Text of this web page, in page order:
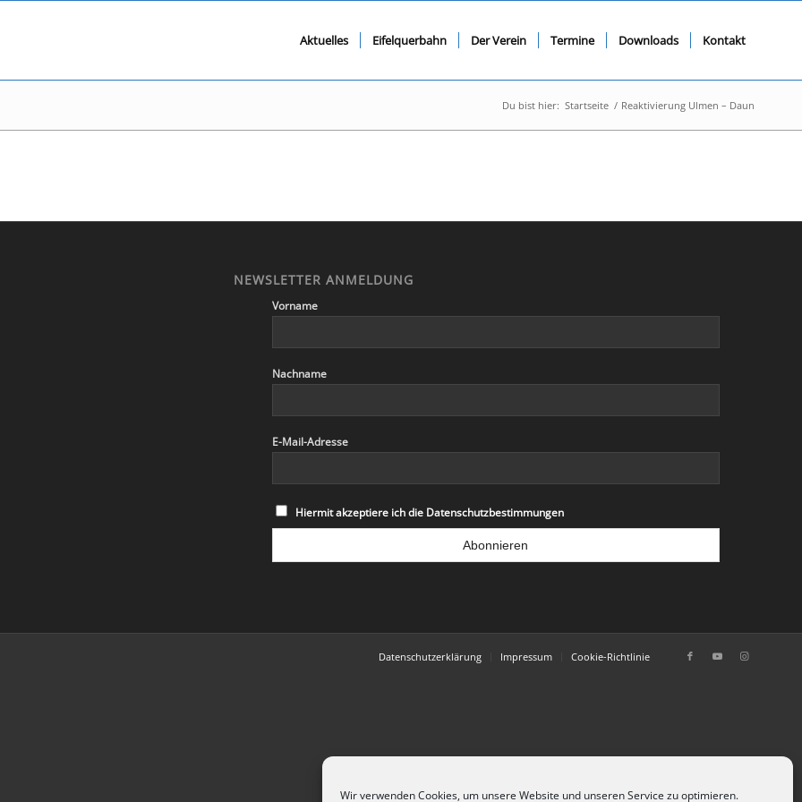
Wir verwenden Cookies, um unsere Website und unseren Service zu optimieren.
Aktuelles Eifelquerbahn Der Verein Termine Downloads Kontakt
Du bist hier: Startseite / Reaktivierung Ulmen – Daun
NEWSLETTER ANMELDUNG
Vorname
Nachname
E-Mail-Adresse
Hiermit akzeptiere ich die Datenschutzbestimmungen
Datenschutzerklärung Impressum Cookie-Richtlinie